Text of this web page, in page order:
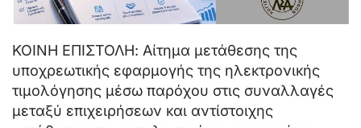
ΚΟΙΝΗ ΕΠΙΣΤΟΛΗ: Αίτημα μετάθεσης της
υποχρεωτικής εφαρμογής της ηλεκτρονικής
τιμολόγησης μέσω παρόχου στις συναλλαγές
μεταξύ επιχειρήσεων και αντίστοιχης